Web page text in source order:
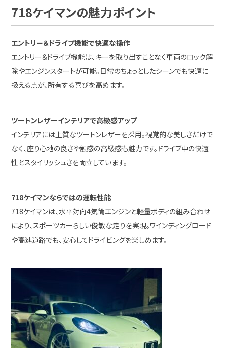
718ケイマンの魅力ポイント
エントリー＆ドライブ機能で快適な操作
エントリー＆ドライブ機能は、キーを取り出すことなく車両のロック解
除やエンジンスタートが可能。日常のちょっとしたシーンでも快適に
扱える点が、所有する喜びを高めます。
ツートンレザーインテリアで高級感アップ
インテリアには上質なツートンレザーを採用。視覚的な美しさだけで
なく、座り心地の良さや触感の高級感も魅力です。ドライブ中の快適
性とスタイリッシュさを両立しています。
718ケイマンならではの運転性能
718ケイマンは、水平対向4気筒エンジンと軽量ボディの組み合わせ
により、スポーツカーらしい俊敏な走りを実現。ワインディングロード
や高速道路でも、安心してドライビングを楽しめます。